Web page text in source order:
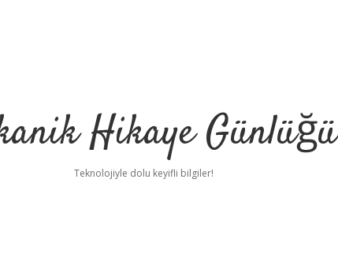
Hikaye Günlüğü
Teknolojiyle dolu keyifli bilgiler!